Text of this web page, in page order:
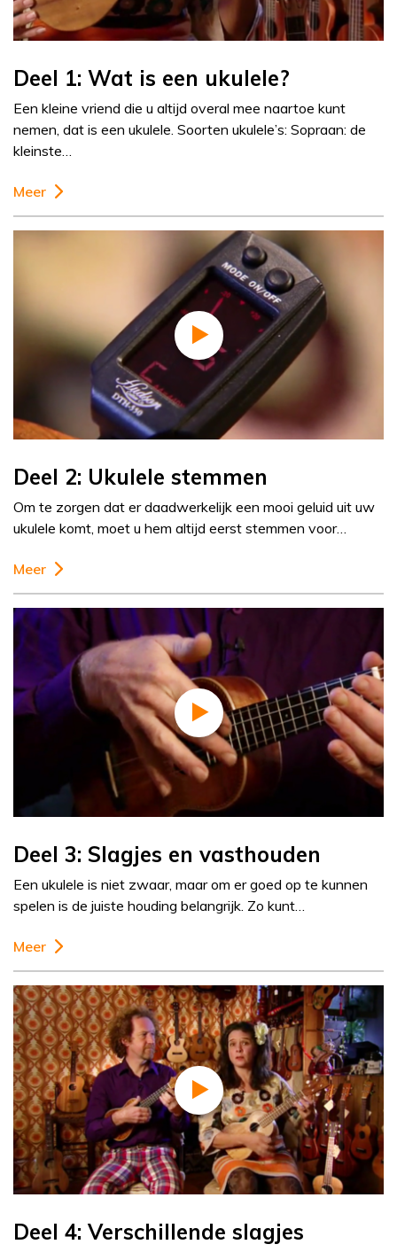
Deel 1: Wat is een ukulele?
Een kleine vriend die u altijd overal mee naartoe kunt
nemen, dat is een ukulele. Soorten ukulele’s: Sopraan: de
kleinste…
Meer
Deel 2: Ukulele stemmen
Om te zorgen dat er daadwerkelijk een mooi geluid uit uw
ukulele komt, moet u hem altijd eerst stemmen voor…
Meer
Deel 3: Slagjes en vasthouden
Een ukulele is niet zwaar, maar om er goed op te kunnen
spelen is de juiste houding belangrijk. Zo kunt…
Meer
Deel 4: Verschillende slagjes